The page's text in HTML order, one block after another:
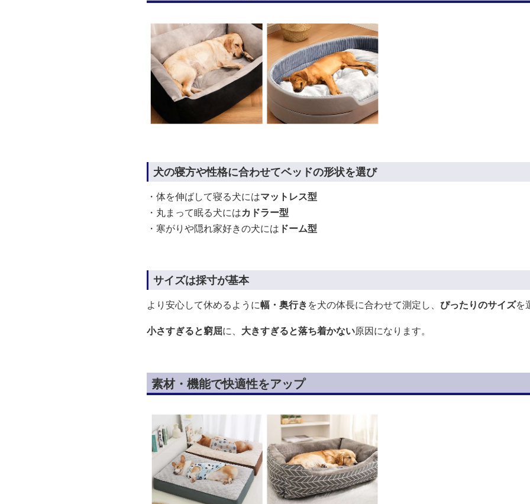
犬の寝方や性格に合わせてベッドの形状を選び
・体を伸ばして寝る犬にはマットレス型
・丸まって眠る犬にはカドラー型
・寒がりや隠れ家好きの犬には ドーム型
サイズは採寸が基本
より安心して休めるように幅・奥行きを犬の体長に合わせて測定し、 ぴったりのサイズを
小さすぎると窮屈に、 大きすぎると落ち着かない原因になります。
素材・機能で快適性をアップ